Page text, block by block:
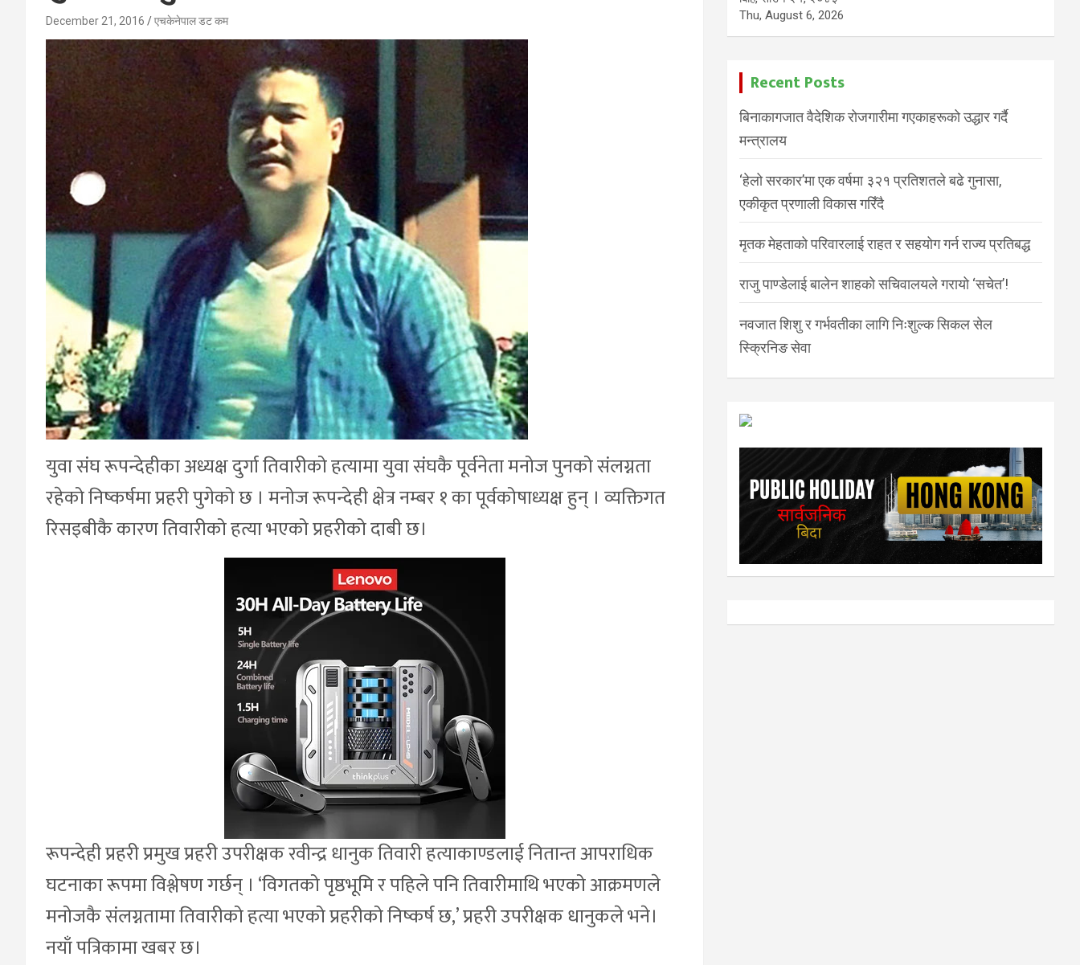
December 21, 2016 एचकेनेपाल डट कम
युवा संघ रूपन्देहीका अध्यक्ष दुर्गा तिवारीको हत्यामा युवा संघकै पूर्वनेता मनोज पुनको संलग्नता
रहेको निष्कर्षमा प्रहरी पुगेको छ । मनोज रूपन्देही क्षेत्र नम्बर १ का पूर्वकोषाध्यक्ष हुन् । व्यक्तिगत
रिसइबीकै कारण तिवारीको हत्या भएको प्रहरीको दाबी छ।
रूपन्देही प्रहरी प्रमुख प्रहरी उपरीक्षक रवीन्द्र धानुक तिवारी हत्याकाण्डलाई नितान्त आपराधिक
घटनाका रूपमा विश्लेषण गर्छन् । ‘विगतको पृष्ठभूमि र पहिले पनि तिवारीमाथि भएको आक्रमणले
मनोजकै संलग्नतामा तिवारीको हत्या भएको प्रहरीको निष्कर्ष छ,’ प्रहरी उपरीक्षक धानुकले भने।
नयाँ पत्रिकामा खबर छ।
Thu, August 6, 2026
Recent Posts
बिनाकागजात वैदेशिक रोजगारीमा गएकाहरूको उद्धार गर्दै
मन्त्रालय
‘हेलो सरकार’मा एक वर्षमा ३२१ प्रतिशतले बढे गुनासा,
एकीकृत प्रणाली विकास गरिँदै
मृतक मेहताको परिवारलाई राहत र सहयोग गर्न राज्य प्रतिबद्ध
राजु पाण्डेलाई बालेन शाहको सचिवालयले गरायो ‘सचेत’!
नवजात शिशु र गर्भवतीका लागि निःशुल्क सिकल सेल
स्क्रिनिङ सेवा